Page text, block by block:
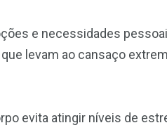
e necessidades
levam ao cansaço
evita atingir níveis de